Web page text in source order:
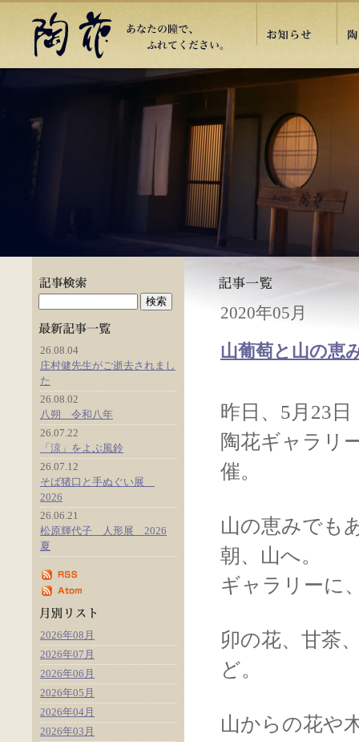
2020年05月
山葡萄と山の恵
昨日、5月23
陶花ギャラリ
催。
山の恵みでも
朝、山へ。
ギャラリーに
卯の花、甘茶
ど。
山からの花や
26.08.04
庄村健先生がご逝去されまし
た
26.08.02
八朔 令和八年
26.07.22
「涼」をよぶ風鈴
26.07.12
そば猪口と手ぬぐい展
2026
26.06.21
松原輝代子 人形展 2026
夏
2026年08月
2026年07月
2026年06月
2026年05月
2026年04月
2026年03月